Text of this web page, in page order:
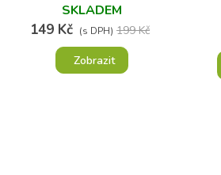
SKLADEM
149 Kč (s DPH) 199 Kč
Zobrazit